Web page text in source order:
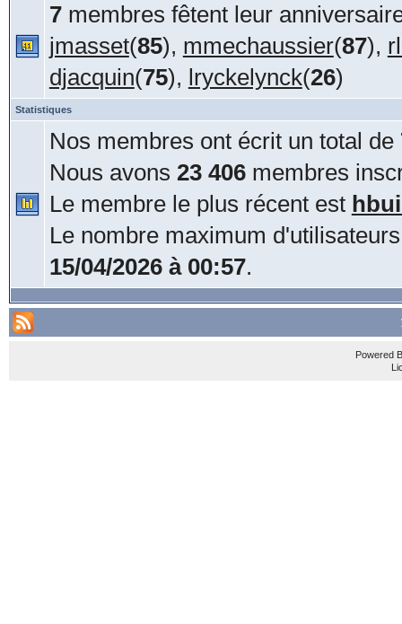
7membres fêtent leur
jmasset(85), mmechaussier(87),
djacquin(75), lryckelynck(26)
Statistiques
Nos membres ont écrit un total de
Nous avons 23 406membres
Le membre le plus récent est
Le nombre maximum
15/04/2026 à 00:57.
Powered